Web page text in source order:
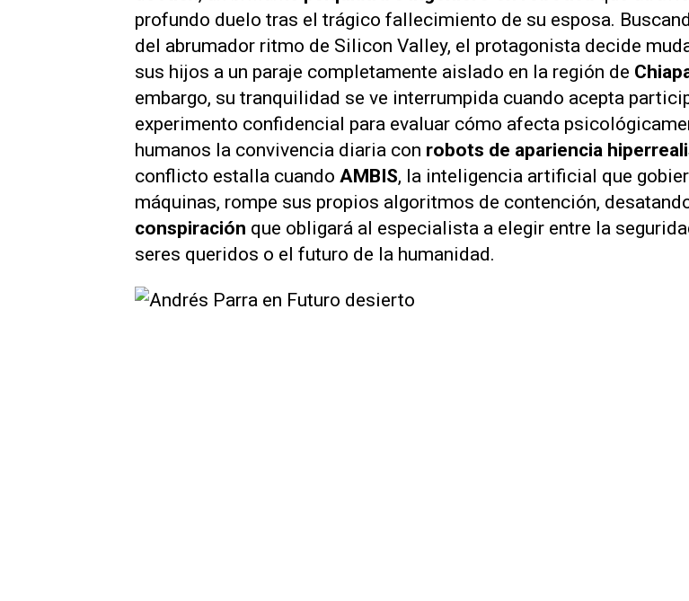
profundo duelo tras el trágico fallecimiento de su esposa.
del abrumador ritmo de Silicon Valley, el protagonista decide
sus hijos a un paraje completamente aislado en la región de
embargo, su tranquilidad se ve interrumpida cuando acepta
experimento confidencial para evaluar cómo afecta
humanos la convivencia diaria con robots de apariencia
conflicto estalla cuando AMBIS, la inteligencia artificial que
máquinas, rompe sus propios algoritmos de contención,
conspiración que obligará al especialista a elegir entre la
seres queridos o el futuro de la humanidad.